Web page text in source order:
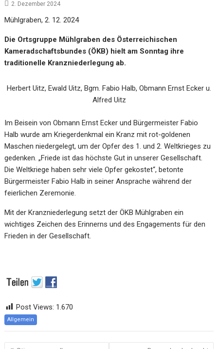
2. Dezember 2024
Mühlgraben, 2. 12. 2024
Die Ortsgruppe Mühlgraben des Österreichischen
Kameradschaftsbundes (ÖKB) hielt am Sonntag ihre
traditionelle Kranzniederlegung ab.
Herbert Uitz, Ewald Uitz, Bgm. Fabio Halb, Obmann Ernst Ecker u.
Alfred Uitz
Im Beisein von Obmann Ernst Ecker und Bürgermeister Fabio
Halb wurde am Kriegerdenkmal ein Kranz mit rot-goldenen
Maschen niedergelegt, um der Opfer des 1. und 2. Weltkrieges zu
gedenken. „Friede ist das höchste Gut in unserer Gesellschaft.
Die Weltkriege haben sehr viele Opfer gekostet“, betonte
Bürgermeister Fabio Halb in seiner Ansprache während der
feierlichen Zeremonie.
Mit der Kranzniederlegung setzt der ÖKB Mühlgraben ein
wichtiges Zeichen des Erinnerns und des Engagements für den
Frieden in der Gesellschaft.
Post Views: 1.670
Allgemein